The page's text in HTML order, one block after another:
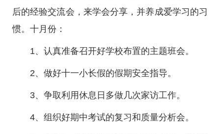
后的经验交流会，来学会分享，并养成爱学习的习
惯。十月份：
1、认真准备召开好学校布置的主题班会。
2、做好十一小长假的假期安全指导。
3、争取利用休息日多做几次家访工作。
4、组织好期中考试的复习和质量分析会。